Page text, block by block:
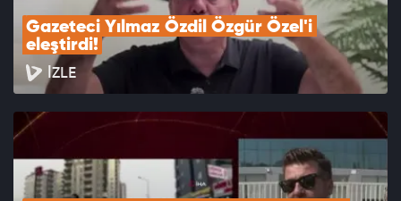
Gazeteci Yılmaz Özdil Özgür Özel'i
eleştirdi!
İZLE